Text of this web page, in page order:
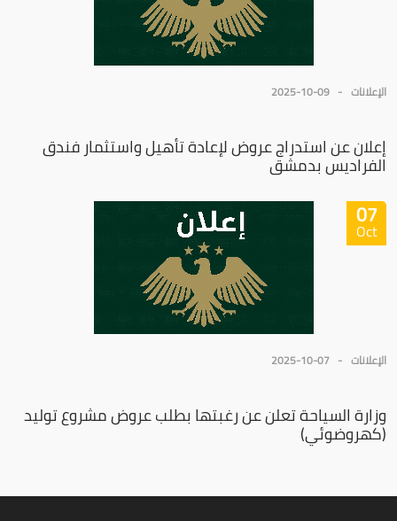
الإعلانات 2025-10-09
إعلان عن استدراج عروض لإعادة تأهيل واستثمار فندق
الفراديس بدمشق
07
Oct
الإعلانات 2025-10-07
وزارة السياحة تعلن عن رغبتها بطلب عروض مشروع توليد
(كهروضوئي)